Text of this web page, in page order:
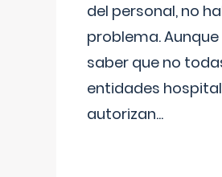
del personal, no
problema.
saber que no
entidades
autorizan...